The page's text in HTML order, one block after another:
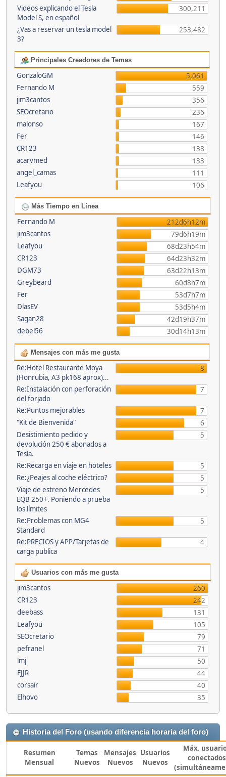
Videos explicando el Tesla
Model S, en español
300,211
¿Vas a reservar un tesla model
3?
253,482
Principales Creadores de Temas
GonzaloGM
5,061
Fernando M
559
jim3cantos
356
SEOcretario
236
malonso
167
Fer
146
CR123
138
acarvmed
133
angel_camas
111
Leafyou
106
Más Tiempo en Línea
Fernando M
212d6h12m
jim3cantos
79d6h19m
Leafyou
68d23h54m
CR123
64d23h32m
DGM73
63d22h13m
Greybeard
60d8h7m
Fer
53d7h7m
DlasEV
53d5h4m
Sagan28
42d19h37m
debel56
30d14h13m
Mensajes con más me gusta
Re:Hotel Restaurante Moya
(Honrubia, A3 pk168 aprox)...
8
Re:Instalación con perforación
del forjado
7
Re:Puntos mejorables
7
"Kit de Bienvenida"
6
Desistimiento pedido y
devolución 250 € abonados a
Tesla.
5
Re:Recarga en viaje en hoteles
5
Re:¿Peajes al coche eléctrico?
5
Viaje de estreno Mercedes
EQB 250+. Poniendo a prueba
los límites
5
Re:Problemas con MG4
Standard
5
Re:PRECIOS y APP/Tarjetas de
carga publica
4
Usuarios con más me gusta
jim3cantos
260
CR123
242
deebass
131
Leafyou
105
SEOcretario
79
pefranel
71
lmj
50
FJJR
44
corsair
40
Elhovo
35
Historia del Foro (usando diferencia horaria del foro)
Resumen
Mensual
Temas
Nuevos
Mensajes
Nuevos
Usuarios
Nuevos
Máx.
conectados